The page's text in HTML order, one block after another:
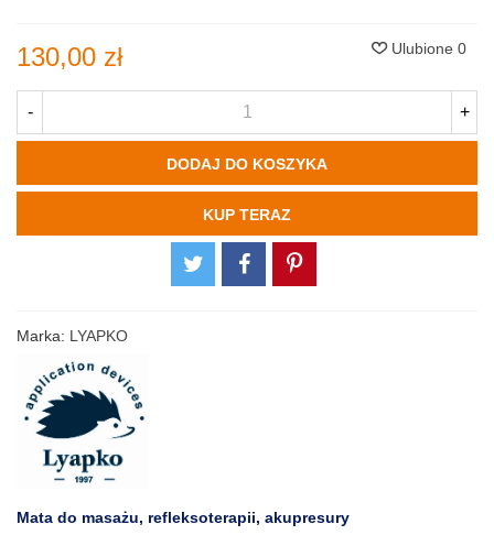
130,00 zł Ulubione 0
- +
DODAJ DO KOSZYKA
KUP TERAZ
Marka: LYAPKO
Mata do masażu, refleksoterapii, akupresury